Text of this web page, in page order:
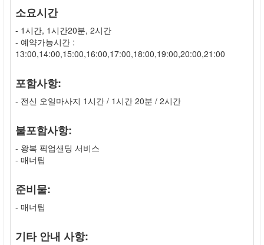
소요시간
- 1시간, 1시간20분, 2시간
- 예약가능시간 :
13:00,14:00,15:00,16:00,17:00,18:00,19:00,20:00,21:00
포함사항:
- 전신 오일마사지 1시간 / 1시간 20분 / 2시간
불포함사항:
- 왕복 픽업샌딩 서비스
- 매너팁
준비물:
- 매너팁
기타 안내 사항: